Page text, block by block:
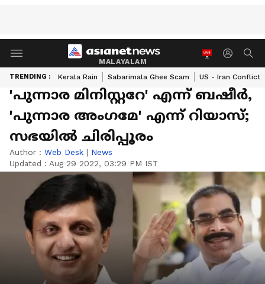
MALAYALAM
TRENDING : Kerala Rain Sabarimala Ghee Scam US - Iran Conflict
'പുന്നാര മിനിസ്റ്ററേ' എന്ന് ബഷീര്‍,
'പുന്നാര അംഗമേ' എന്ന് റിയാസ്;
സഭയില്‍ ചിരിപ്പൂരം
Author : Web Desk | News
Updated : Aug 29 2022, 03:29 PM IST